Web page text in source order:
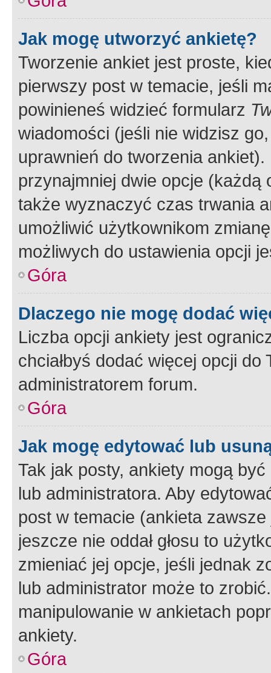
Jak mogę utworzyć ankietę?
Tworzenie ankiet jest proste,
pierwszy post w temacie, jeśli
powinieneś widzieć formularz
wiadomości (jeśli nie widzisz
uprawnień do tworzenia
przynajmniej dwie opcje
także wyznaczyć czas trwania
umożliwić użytkownikom
możliwych do ustawienia opcji
Góra
Dlaczego nie mogę dodać
Liczba opcji ankiety jest
chciałbyś dodać więcej opcji
administratorem forum.
Góra
Jak mogę edytować lub
Tak jak posty, ankiety mogą
lub administratora. Aby
post w temacie (ankieta
jeszcze nie oddał głosu to
zmieniać jej opcje, jeśli jednak
lub administrator może to
manipulowanie w ankietach
ankiety.
Góra